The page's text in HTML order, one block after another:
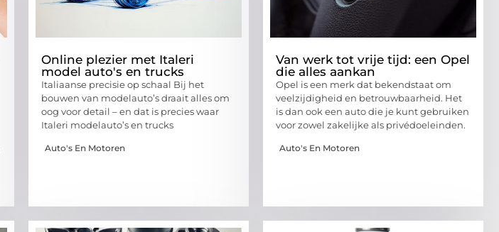
Online plezier met Italeri
model auto's en trucks
Italiaanse precisie op schaal Bij het
bouwen van modelauto’s draait alles om
oog voor detail – en dat is precies waar
Italeri modelauto’s en trucks
Auto's En Motoren
Van werk tot vrije tijd: een Opel
die alles aankan
Opel is een merk dat bekendstaat om
veelzijdigheid en betrouwbaarheid. Het
is dan ook een auto die je kunt gebruiken
voor zowel zakelijke als privédoeleinden.
Auto's En Motoren